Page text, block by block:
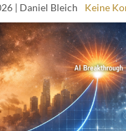
| Daniel Bleich Keine